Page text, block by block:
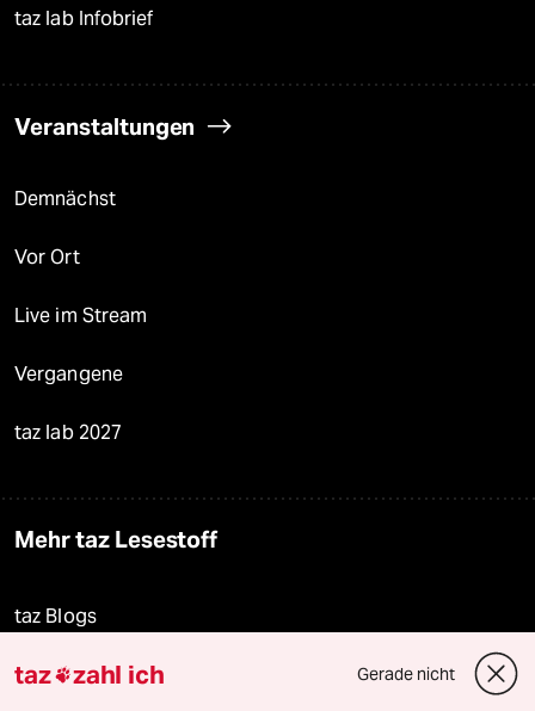
taz lab Infobrief
Veranstaltungen
Demnächst
Vor Ort
Live im Stream
Vergangene
taz lab 2027
Mehr taz Lesestoff
taz Blogs
taz FUTURZWEI
taz zahl ich Gerade nicht